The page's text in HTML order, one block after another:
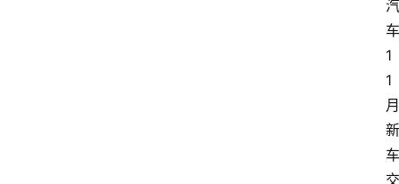
汽
车
1
1
月
新
车
交